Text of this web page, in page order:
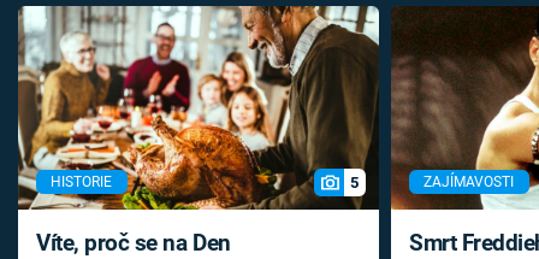
HISTORIE 5
Víte, proč se na Den
ZAJÍMAVOSTI
Smrt